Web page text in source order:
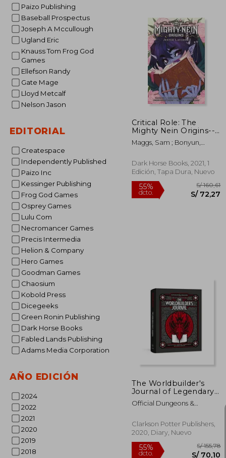
Paizo Publishing
Baseball Prospectus
Joseph A Mccullough
Ugland Eric
Knauss Tom Frog God
Games
Ellefson Randy
Gate Mage
Lloyd Metcalf
Nelson Jason
EDITORIAL
Createspace
Independently Published
Paizo Inc
Kessinger Publishing
Frog God Games
Osprey Games
Lulu Com
Necromancer Games
Precis Intermedia
Helion & Company
Hero Games
Goodman Games
Chaosium
Kobold Press
Dicegeeks
Green Ronin Publishing
Dark Horse Books
Fabled Lands Publishing
Adams Media Corporation
AÑO EDICIÓN
2024
2022
2021
2020
2019
2018
55%
dcto.
Critical Role: The
Mighty Nein Origins--
Jester Lavorre (en
Inglés)
Maggs, Sam ; Bonyun,
Laura
Dark Horse Books, 2021, 1
Edición, Tapa Dura, Nuevo
dcto.
The Worldbuilder's
Journal of Legendary
Adventures
(Dungeons &
Mythical Characters,
Storied Worlds, and
Inglés)
Official Dungeons &
Clarkson Potter Publishers,
2020, Diary, Nuevo